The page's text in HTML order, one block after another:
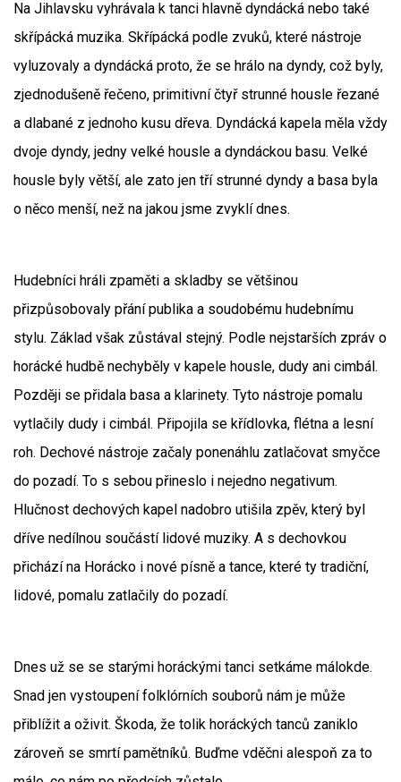
Na Jihlavsku vyhrávala k tanci hlavně dyndácká nebo také
skřípácká muzika. Skřípácká podle zvuků, které nástroje
vyluzovaly a dyndácká proto, že se hrálo na dyndy, což byly,
zjednodušeně řečeno, primitivní čtyř strunné housle řezané
a dlabané z jednoho kusu dřeva. Dyndácká kapela měla vždy
dvoje dyndy, jedny velké housle a dyndáckou basu. Velké
housle byly větší, ale zato jen tří strunné dyndy a basa byla
o něco menší, než na jakou jsme zvyklí dnes.
Hudebníci hráli zpaměti a skladby se většinou
přizpůsobovaly přání publika a soudobému hudebnímu
stylu. Základ však zůstával stejný. Podle nejstarších zpráv o
horácké hudbě nechyběly v kapele housle, dudy ani cimbál.
Později se přidala basa a klarinety. Tyto nástroje pomalu
vytlačily dudy i cimbál. Připojila se křídlovka, flétna a lesní
roh. Dechové nástroje začaly ponenáhlu zatlačovat smyčce
do pozadí. To s sebou přineslo i nejedno negativum.
Hlučnost dechových kapel nadobro utišila zpěv, který byl
dříve nedílnou součástí lidové muziky. A s dechovkou
přichází na Horácko i nové písně a tance, které ty tradiční,
lidové, pomalu zatlačily do pozadí.
Dnes už se se starými horáckými tanci setkáme málokde.
Snad jen vystoupení folklórních souborů nám je může
přiblížit a oživit. Škoda, že tolik horáckých tanců zaniklo
zároveň se smrtí pamětníků. Buďme vděčni alespoň za to